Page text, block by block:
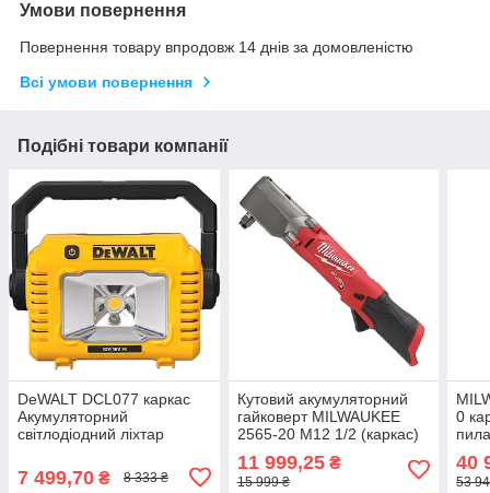
Умови повернення
Повернення товару впродовж 14 днів за домовленістю
Всі умови повернення
Подібні товари компанії
DeWALT DCL077 каркас
Акумуляторний
світлодіодний ліхтар
7 499,70 ₴ 8 333 ₴
Кутовий акумуляторний
гайковерт MILWAUKEE
2565-20 M12 1/2 (каркас)
11 999,25₴
15 999 ₴
0
40
53